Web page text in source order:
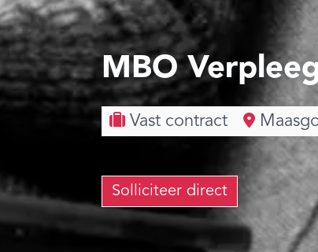
MBO
Vast contract
Solliciteer direct